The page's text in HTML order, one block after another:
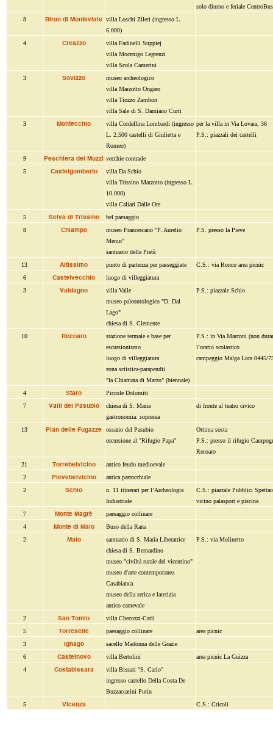
solo diurno e feriale CentroBus
8
Biron di Monteviale villa Loschi Zileri (ingresso L.
6.000)
4
Creazzo
villa Fadinelli Suppiej
villa Mocenigo Legrenzi
villa Scola Camerini
3
Sovizzo
museo archeologico
villa Marzotto Ongaro
villa Tiozzo Zambon
villa Sale di S. Damiano Curti
3
Montecchio
villa Cordellina Lombardi (ingresso
L. 2.500 castelli di Giulietta e
Romeo)
per la villa in Via Lovara, 36
P.S.: piazzali dei castelli
9 Peschiera dei Muzzi vecchie contrade
5
Castelgomberto
villa Da Schio
villa Trissino Marzotto (ingresso L.
10.000)
villa Caliari Dalle Ore
5
Selva di Trissino
bel paesaggio
8
Chiampo
museo Francescano "P. Aurelio
Menin"
santuario della Pietà
P.S. presso la Pieve
13 Altissimo punto di partenza per passeggiate
C.S.: via Ronco area picnic
6
Castelvecchio
luogo di villeggiatura
3
Valdagno
villa Valle
museo paleontologico "D. Dal
Lago"
chiesa di S. Clemente
P.S.: piazzale Schio
10 Recoaro
stazione termale e base per
escursionismo
luogo di villeggiatura
zona sciistica-parapendii
"la Chiamata di Marzo" (biennale)
P.S.: in Via Marconi (non
l’orario scolastico
campeggio Malga Lora 0445/
4 Staro
Piccole Dolomiti
7
Valli del Pasubio
chiesa di S. Maria
gastronomia: sopressa
di fronte al teatro civico
13 Pian delle Fugazze
ossario del Pasubio
escursione al "Rifugio Papa"
Ottima sosta
P.S.: presso il rifugio
Recoaro
21
Torrebelvicino
antico feudo medioevale
2
Pievebelvicino
antica parrocchiale
2
Schio
n. 11 itinerari per l’Archeologia
Industriale
C.S.: piazzale Pubblici
vicino palasport e piscina
7
Monte Magrè
paesaggio collinare
4
Monte di Malo
Buso della Rana
2
Malo
santuario di S. Maria Liberatrice
chiesa di S. Bernardino
museo "civiltà rurale del vicentino"
museo d'arte contemporanea
Casabianca
museo della serica e laterizia
antico carnevale
P.S.: via Molinetto
2 San Tomio
villa Checozzi-Carli
5
Torreselle paesaggio collinare
area picnic
3
Ignago
sacello Madonna delle Grazie
6
Castelnovo villa Bertolini
area picnic La Guizza
4
Costabissara
villa Bissari "S. Carlo"
ingresso castello Della Costa De
Buzzaccarini Putin
5
Vicenza C.S.: Cricoli